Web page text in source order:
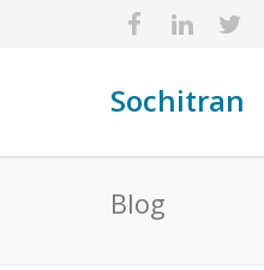
Sochitran
Blog